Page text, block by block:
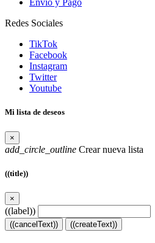
Envío y Pago
Redes Sociales
TikTok
Facebook
Instagram
Twitter
Youtube
Mi lista de deseos
×
add_circle_outline Crear nueva lista
((title))
×
((label))
((cancelText)) ((createText))